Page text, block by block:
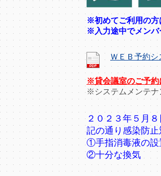
※初めてご利用の方
※入力途中でメンバ
ＷＥＢ予約シ
※貸会議室のご予約
※システムメンテナ
２０２３年５月
記の通り感染防
①手指消毒液の設
②十分な換気